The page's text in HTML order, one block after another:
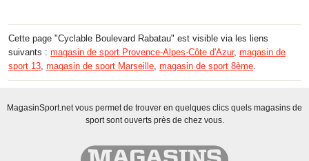
Cette page "Cyclable Boulevard Rabatau" est visible via les liens
suivants : magasin de sport Provence-Alpes-Côte d'Azur, magasin de
sport 13, magasin de sport Marseille, magasin de sport 8ème.
MagasinSport.net vous permet de trouver en quelques clics quels magasins de
sport sont ouverts près de chez vous.